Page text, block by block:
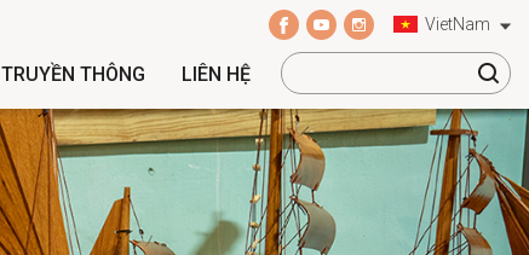
VietNam
TRUYỀN THÔNG LIÊN HỆ